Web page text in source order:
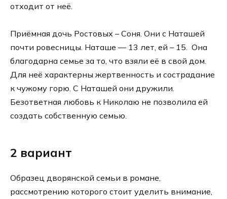
отходит от неё.
Приёмная дочь Ростовых – Соня. Они с Наташей
почти ровесницы. Наташе — 13 лет, ей – 15. Она
благодарна семье за то, что взяли её в свой дом.
Для неё характерны жертвенность и сострадание
к чужому горю. С Наташей они дружили.
Безответная любовь к Николаю не позволила ей
создать собственную семью.
2 вариант
Образец дворянской семьи в романе,
рассмотрению которого стоит уделить внимание,